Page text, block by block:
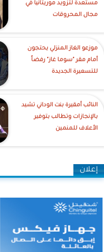
مستعدة لتزويد موريتانيا في
مجال المحروقات
موزعو الغاز المنزلي يحتجون
أمام مقر "سوما غاز" رفضاً
للتسعيرة الجديدة
النائب أمقيرة بنت الوداني تشيد
بالإنجازات وتطالب بتوفير
الأعلاف للمنمين
إعلان